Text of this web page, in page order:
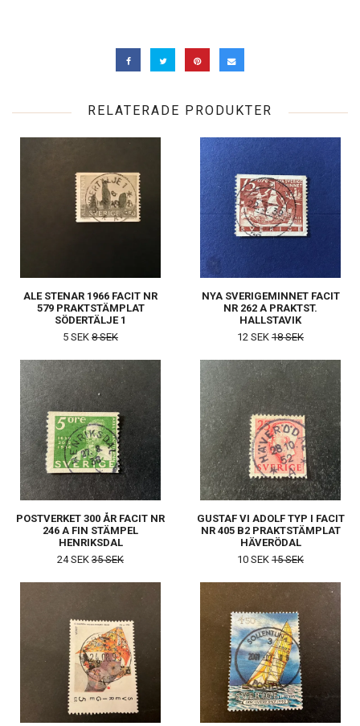
RELATERADE PRODUKTER
ALE STENAR 1966 FACIT NR
579 PRAKTSTÄMPLAT
SÖDERTÄLJE 1
5 SEK 8 SEK
NYA SVERIGEMINNET FACIT
NR 262 A PRAKTST.
HALLSTAVIK
12 SEK 18 SEK
POSTVERKET 300 ÅR FACIT NR
246 A FIN STÄMPEL
HENRIKSDAL
24 SEK 35 SEK
GUSTAF VI ADOLF TYP I FACIT
NR 405 B2 PRAKTSTÄMPLAT
HÄVERÖDAL
10 SEK 15 SEK